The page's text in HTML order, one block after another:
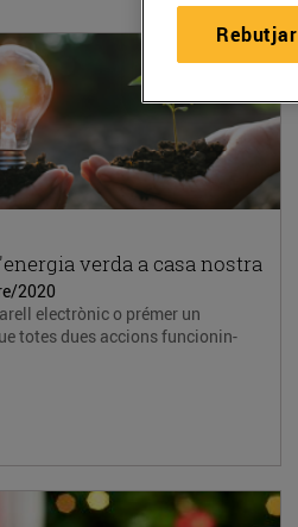
verda a casa nostra
2020
electrònic o prémer un
totes dues accions funcionin-
Rebutjar